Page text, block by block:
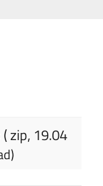
( zip, 19.04